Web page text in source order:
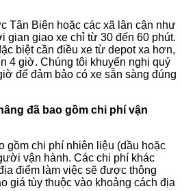
Tân Biên hoặc các xã lân cận như
gian giao xe chỉ từ 30 đến 60 phút.
biệt cần điều xe từ depot xa hơn,
4 giờ. Chúng tôi khuyến nghị quý
để đảm bảo có xe sẵn sàng đúng
đã bao gồm chi phí vận
gồm chi phí nhiên liệu (dầu hoặc
vận hành. Các chi phí khác
điểm làm việc sẽ được thông
giá tùy thuộc vào khoảng cách địa